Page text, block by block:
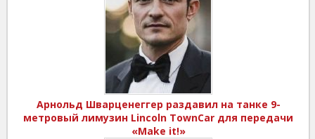
Арнольд Шварценеггер раздавил на танке 9-
метровый лимузин Lincoln TownCar для передачи
«Make it!»